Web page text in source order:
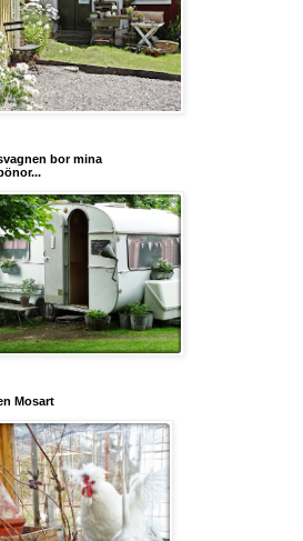
bor mina
Mosart